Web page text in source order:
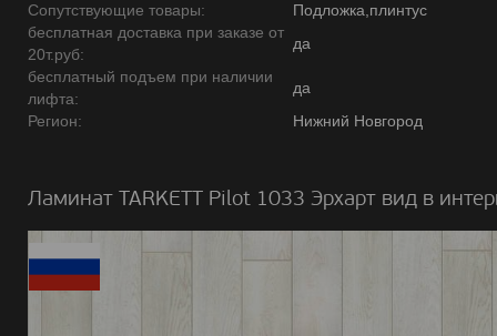
Сопутствующие товары:
Подложка,плинтус
бесплатная доставка при заказе от
20т.руб:
да
бесплатный подъем при наличии
лифта:
да
Регион:
Нижний Новгород
Ламинат TARKETT Pilot 1033 Эрхарт вид в